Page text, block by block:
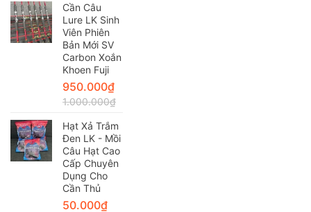
Cần Câu
Lure LK Sinh
Viên Phiên
Bản Mới SV
Carbon Xoắn
Khoen Fuji
950.000₫
1.000.000₫
Hạt Xả Trắm
Đen LK - Mồi
Câu Hạt Cao
Cấp Chuyên
Dụng Cho
Cần Thủ
50.000₫